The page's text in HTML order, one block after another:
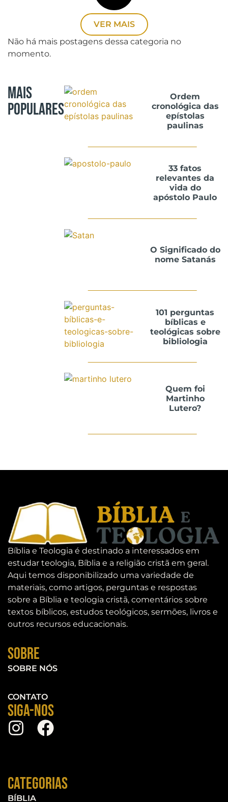
VER MAIS
Não há mais postagens dessa categoria no
momento.
Mais
Populares
Ordem
cronológica das
epístolas
paulinas
33 fatos
relevantes da
vida do
apóstolo Paulo
O Significado do
nome Satanás
101 perguntas
bíblicas e
teológicas sobre
bibliologia
Quem foi
Martinho
Lutero?
Bíblia e Teologia é destinado a interessados em
estudar teologia, Bíblia e a religião cristã em geral.
Aqui temos disponibilizado uma variedade de
materiais, como artigos, perguntas e respostas
sobre a Bíblia e teologia cristã, comentários sobre
textos bíblicos, estudos teológicos, sermões, livros e
outros recursos educacionais.
Sobre
SOBRE NÓS
CONTATO
Siga-nos
Categorias
BÍBLIA